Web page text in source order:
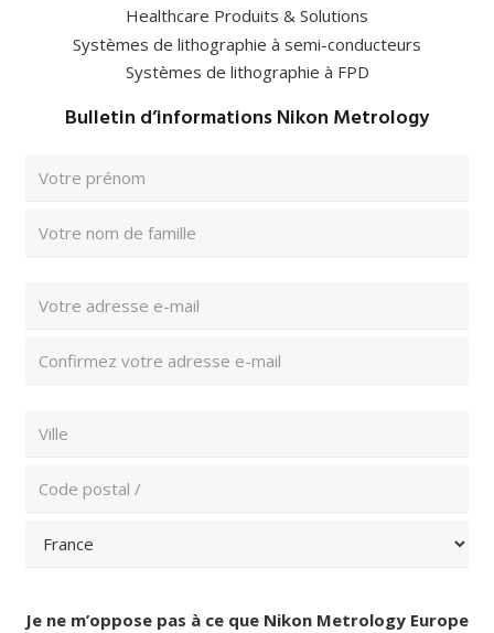
Healthcare Produits & Solutions
Systèmes de lithographie à semi-conducteurs
Systèmes de lithographie à FPD
Bulletin d’informations Nikon Metrology
complet
un
l’e-
postal
et
postal
Je ne m’oppose pas à ce que Nikon Metrology Europe